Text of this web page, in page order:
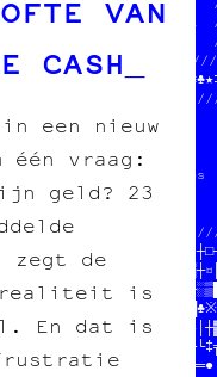
CARBONE ASBL
//
$/O//3/
P#
O₿  £CPW5$N-X6  //
75¥NML7ELAL££I/////
@4  J-$VD€HD9   G3
\4 LPR4+I       €K
¥Z2€₿#FK4G/+/JQ
▓   //
╔/
//
DONNE-NOUS  //
POGNON  //
STP MERCI   //
CHAT   //«╔╝╔╔═●
VAN
CASH
een nieuw
vraag:
geld? 23
zegt de
realiteit is
En dat is